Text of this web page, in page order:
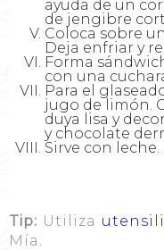
ayuda de un
de jengibre
Coloca sobre
Deja enfriar y
Forma
con una
Para el
jugo de limón.
duya lisa y
y chocolate
Sirve con leche.
Tip: Utiliza
Mía.